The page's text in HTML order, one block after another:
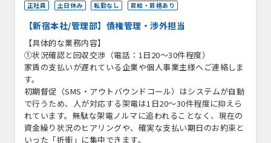
正社員 土日休み 転勤なし 昇給・昇格あり
【新宿本社/管理部】債権管理・渉外担当
【具体的な業務内容】
①状況確認と回収交渉（電話：1日20～30件程度）
家賃の支払いが遅れている企業や個人事業主様へご連絡しま
す。
初期督促（SMS・アウトバウンドコール）はシステムが自動
で行うため、人が対応する架電は1日20～30件程度に抑えら
れています。無駄な架電ノルマに追われることなく、現在の
資金繰り状況のヒアリングや、確実な支払い期日のお約束と
いった「折衝」に集中できます。